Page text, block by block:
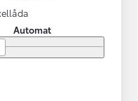
Automat